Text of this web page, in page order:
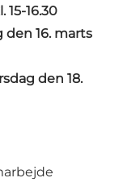
16.30
16. marts
den 18.